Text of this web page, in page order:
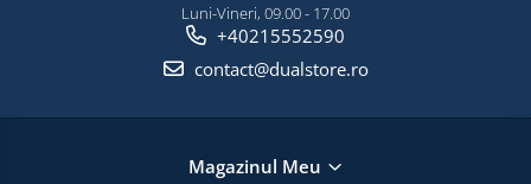
Luni-Vineri, 09.00 - 17.00
+40215552590
contact@dualstore.ro
Magazinul Meu